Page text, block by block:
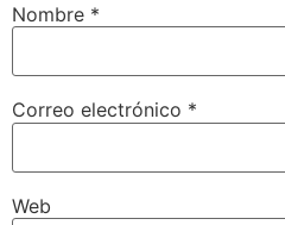
Nombre *
Correo electrónico *
Web